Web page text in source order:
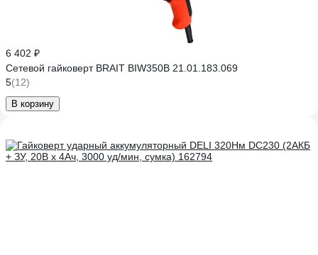
6 402 ₽
Сетевой гайковерт BRAIT BIW350B 21.01.183.069
5(12)
В корзину